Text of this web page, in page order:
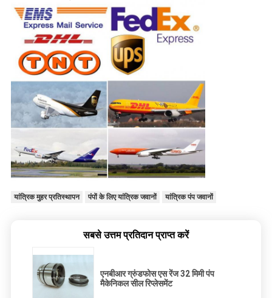
यांत्रिक मुहर प्रतिस्थापन पंपों के लिए यांत्रिक जवानों यांत्रिक पंप जवानों
सबसे उत्तम प्रतिदान प्राप्त करें
एनबीआर ग्रुंडफोस एस रेंज 32 मिमी पंप
मैकेनिकल सील रिप्लेसमेंट